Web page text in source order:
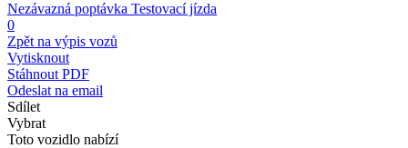
Nezávazná poptávka Testovací jízda
0
Zpět na výpis vozů
Vytisknout
Stáhnout PDF
Odeslat na email
Sdílet
Vybrat
Toto vozidlo nabízí